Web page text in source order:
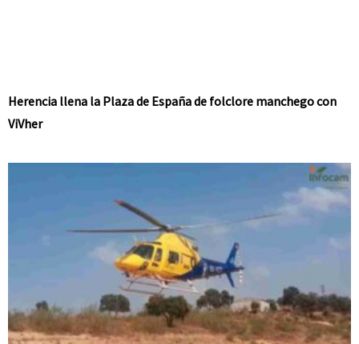
Herencia llena la Plaza de España de folclore manchego con
ViVher